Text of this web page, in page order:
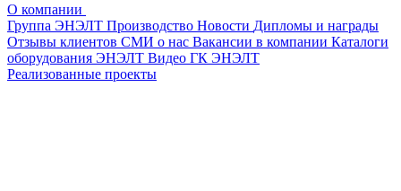
О компании
Группа ЭНЭЛТ Производство Новости Дипломы и награды
Отзывы клиентов СМИ о нас Вакансии в компании Каталоги
оборудования ЭНЭЛТ Видео ГК ЭНЭЛТ
Реализованные проекты